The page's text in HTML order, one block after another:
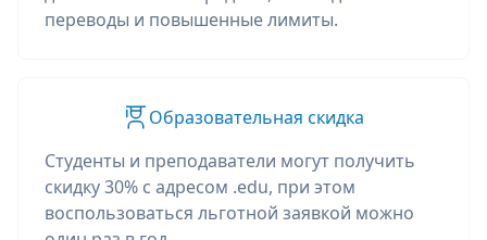
переводы и повышенные лимиты.
Образовательная скидка
Студенты и преподаватели могут получить
скидку 30% с адресом .edu, при этом
воспользоваться льготной заявкой можно